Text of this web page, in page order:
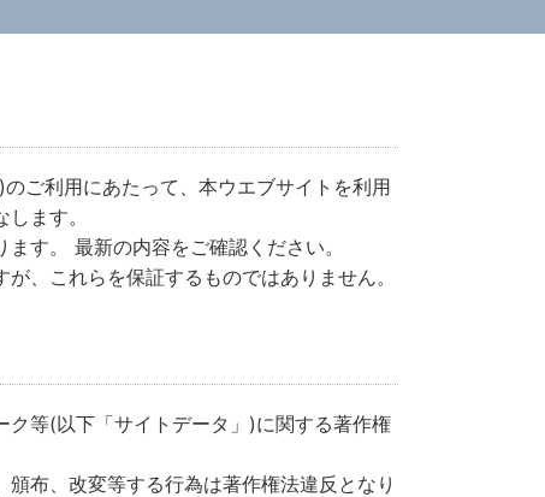
ご利用にあたって、本ウエブサイトを利用
ます。
す。 最新の内容をご確認ください。
、これらを保証するものではありません。
等(以下「サイトデータ」)に関する著作権
布、改変等する行為は著作権法違反となり